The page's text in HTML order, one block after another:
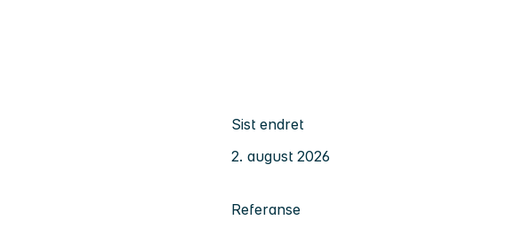
Sist endret
2. august 2026
Referanse